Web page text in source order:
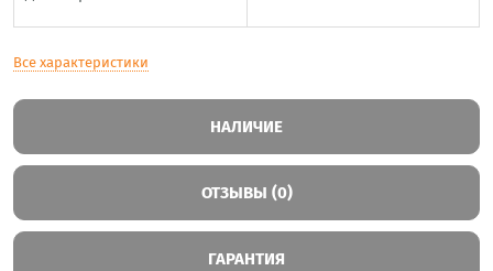
Все характеристики
НАЛИЧИЕ
ОТЗЫВЫ (0)
ГАРАНТИЯ